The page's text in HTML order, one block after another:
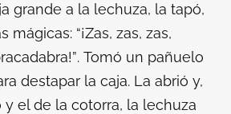
grande a la lechuza, la tapó,
mágicas: “¡Zas, zas, zas,
. Tomó un pañuelo
destapar la caja. La abrió y,
y el de la cotorra, la lechuza